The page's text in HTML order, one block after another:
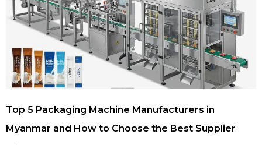
Top 5 Packaging Machine Manufacturers in
Myanmar and How to Choose the Best Supplier